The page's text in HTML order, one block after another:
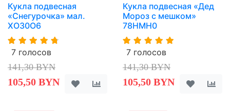
Кукла подвесная
«Снегурочка» мал.
XO30O6
7 голосов
141,30 BYN
105,50 BYN
Кукла подвесная «Дед
Мороз с мешком»
78HMH0
7 голосов
141,30 BYN
105,50 BYN